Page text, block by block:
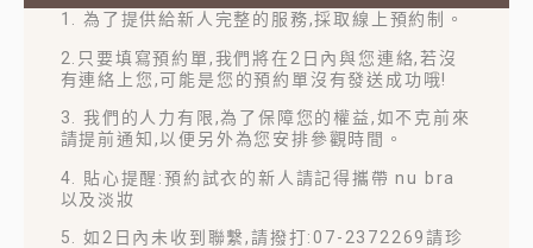
1. 為了提供給新人完整的服務,採取線上預約制。
2.只要填寫預約單,我們將在2日內與您連絡,若沒
有連絡上您,可能是您的預約單沒有發送成功哦!
3. 我們的人力有限,為了保障您的權益,如不克前來
請提前通知,以便另外為您安排參觀時間。
4. 貼心提醒:預約試衣的新人請記得攜帶 nu bra
以及淡妝
5. 如2日內未收到聯繫,請撥打:07-2372269請珍